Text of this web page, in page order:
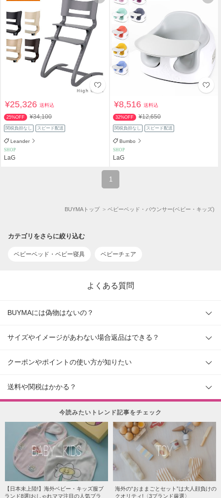
¥25,326送料込
25%OFF ¥34,100
関税負担なし スピード配送
Leander
SHOP
LaG
¥8,516送料込
32%OFF ¥12,650
関税負担なし スピード配送
Bumbo
SHOP
LaG
1
BUYMAトップ ベビーベッド・バウンサー(ベビー・キッズ)
カテゴリをさらに絞り込む
ベビーベッド・ベビー寝具 ベビーチェア
よくある質問
BUYMAには偽物はないの？
サイズやイメージがあわない場合返品はできる？
クーポンやポイントの使い方が知りたい
送料や関税はかかる？
今読みたいトレンド記事をチェック
BABY_KIDS
【日本未上陸!】海外ベビー・キッズ服ブ
ランド8選|おしゃれママ注目の人気ブラ
TOY
海外の“おままごとセット”は大人顔負けの
クオリティ!〈3ブランド厳選〉